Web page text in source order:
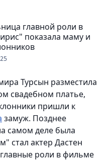
главной роли в
показала маму и
Турсын разместила
свадебном платье,
пришли к
замуж. Позднее
самом деле была
стал актер Дастен
роли в фильме